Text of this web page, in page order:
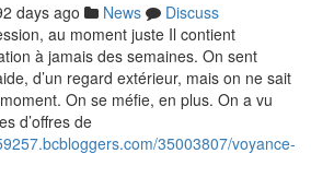
days ago News
Discuss
au moment juste Il contient
à jamais des semaines. On sent
d’un regard extérieur, mais on ne sait
On se méfie, en plus. On a vu
d’offres de
35003807/voyance-